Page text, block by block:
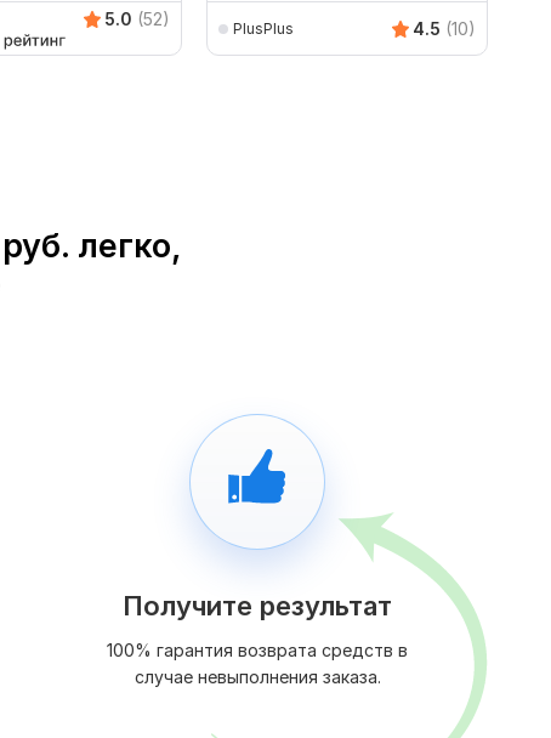
5.0 (52) PlusPlus 4.5 (10)
легко,
Получите результат
100% гарантия возврата средств в
случае невыполнения заказа.